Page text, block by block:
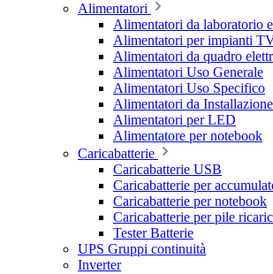
Alimentatori
Alimentatori da laboratorio
Alimentatori per impianti
Alimentatori da quadro
Alimentatori Uso Generale
Alimentatori Uso Specifico
Alimentatori da Installazione
Alimentatori per LED
Alimentatore per notebook
Caricabatterie
Caricabatterie USB
Caricabatterie per
Caricabatterie per notebook
Caricabatterie per pile
Tester Batterie
UPS Gruppi continuità
Inverter